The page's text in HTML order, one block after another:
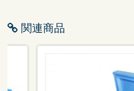
関連商品